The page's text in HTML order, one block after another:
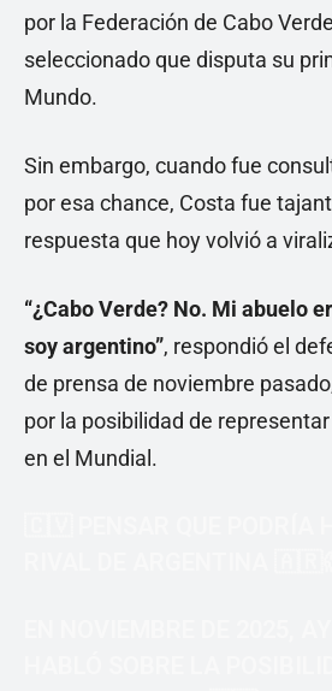
por la Federación de Cabo
seleccionado que disputa su
Mundo.
Sin embargo, cuando fue
por esa chance, Costa fue
respuesta que hoy volvió a
“¿Cabo Verde? No. Mi abuelo
soy argentino”, respondió el
de prensa de noviembre
por la posibilidad de
en el Mundial.